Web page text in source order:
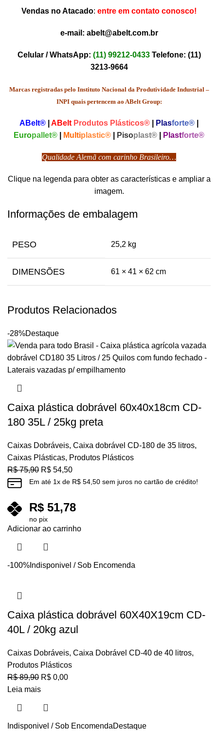
Vendas no Atacado: entre em contato conosco!
e-mail: abelt@abelt.com.br
Celular / WhatsApp: (11) 99212-0433 Telefone: (11)
3213-9664
Marcas registradas pelo Instituto Nacional da Produtividade Industrial –
INPI quais pertencem ao ABelt Group:
ABelt® ABelt Produtos Plásticos® Plasforte®
Europallet® Multiplastic® Pisoplast® Plastforte®
Qualidade Alemã com carinho Brasileiro…
Clique na legenda para obter as características e ampliar a
imagem.
Informações de embalagem
PESO 25,2 kg
DIMENSÕES 61 × 41 × 62 cm
Produtos Relacionados
-28%Destaque
Caixa plástica dobrável 60x40x18cm CD-
180 35L / 25kg preta
Caixas Dobráveis, Caixa dobrável CD-180 de 35 litros,
Caixas Plásticas, Produtos Plásticos
R$75,90 R$ 54,50
Em até 1x de R$ 54,50 sem juros no cartão de crédito!
R$ 51,78
no pix
Adicionar ao carrinho
-100% Indisponivel / Sob Encomenda
Caixa plástica dobrável 60X40X19cm CD-
40L / 20kg azul
Caixas Dobráveis, Caixa Dobrável CD-40 de 40 litros,
Produtos Plásticos
R$89,90 R$ 0,00
Leia mais
Indisponivel / Sob EncomendaDestaque